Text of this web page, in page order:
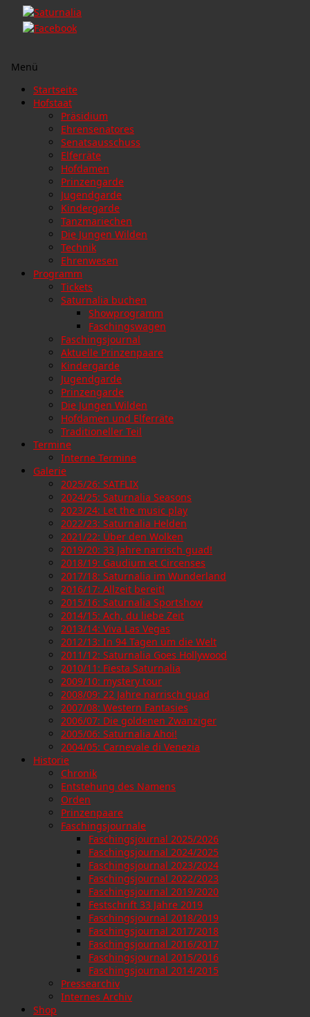
Menü
Zum
Inhalt
Startseite
Hofstaat
Präsidium
Ehrensenatores
Senatsausschuss
Elferräte
Hofdamen
Prinzengarde
Jugendgarde
Kindergarde
Tanzmariechen
Die Jungen Wilden
Technik
Ehrenwesen
Programm
Tickets
Saturnalia buchen
Showprogramm
Faschingswagen
Faschingsjournal
Aktuelle Prinzenpaare
Kindergarde
Jugendgarde
Prinzengarde
Die Jungen Wilden
Hofdamen und Elferräte
Traditioneller Teil
Termine
Interne Termine
Galerie
2025/26: SATFLIX
2024/25: Saturnalia Seasons
2023/24: Let the music play
2022/23: Saturnalia Helden
2021/22: Über den Wolken
2019/20: 33 Jahre narrisch guad!
2018/19: Gaudium et Circenses
2017/18: Saturnalia im Wunderland
2016/17: Allzeit bereit!
2015/16: Saturnalia Sportshow
2014/15: Ach, du liebe Zeit
2013/14: Viva Las Vegas
2012/13: In 94 Tagen um die Welt
2011/12: Saturnalia Goes Hollywood
2010/11: Fiesta Saturnalia
2009/10: mystery tour
2008/09: 22 Jahre narrisch guad
2007/08: Western Fantasies
2006/07: Die goldenen Zwanziger
2005/06: Saturnalia Ahoi!
2004/05: Carnevale di Venezia
Historie
Chronik
Entstehung des Namens
Orden
Prinzenpaare
Faschingsjournale
Faschingsjournal 2025/2026
Faschingsjournal 2024/2025
Faschingsjournal 2023/2024
Faschingsjournal 2022/2023
Faschingsjournal 2019/2020
Festschrift 33 Jahre 2019
Faschingsjournal 2018/2019
Faschingsjournal 2017/2018
Faschingsjournal 2016/2017
Faschingsjournal 2015/2016
Faschingsjournal 2014/2015
Pressearchiv
Internes Archiv
Shop